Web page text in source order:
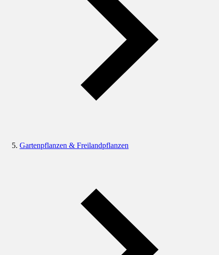
Gartenpflanzen & Freilandpflanzen